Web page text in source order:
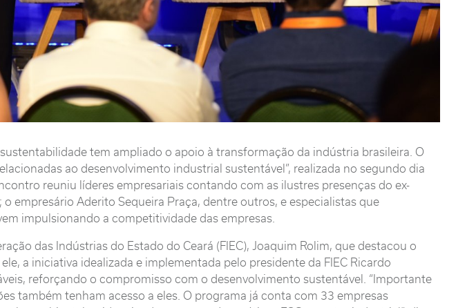
tem ampliado o apoio à transformação da indústria brasileira. O
ao desenvolvimento industrial sustentável”, realizada no segundo dia
reuniu líderes empresariais contando com as ilustres presenças do ex-
empresário Aderito Sequeira Praça, dentre outros, e especialistas que
impulsionando a competitividade das empresas.
das Indústrias do Estado do Ceará (FIEC), Joaquim Rolim, que destacou o
a iniciativa idealizada e implementada pelo presidente da FIEC Ricardo
reforçando o compromisso com o desenvolvimento sustentável. “Importante
também tenham acesso a eles. O programa já conta com 33 empresas